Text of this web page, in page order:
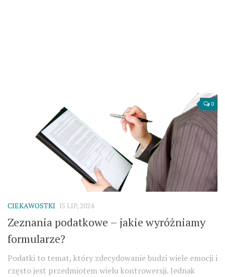
0
CIEKAWOSTKI 15 LIP, 2024
Zeznania podatkowe – jakie wyróżniamy
formularze?
Podatki to temat, który zdecydowanie budzi wiele emocji i
często jest przedmiotem wielu kontrowersji. Jednak